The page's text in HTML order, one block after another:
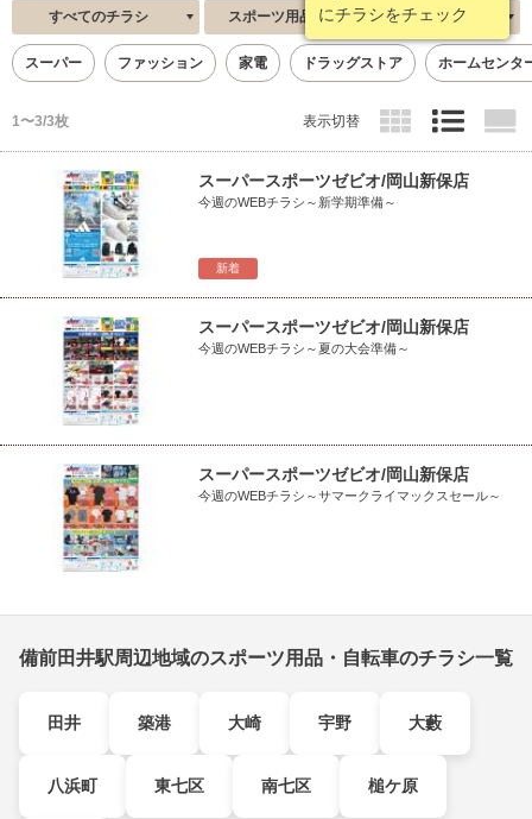
にチラシをチェック
すべてのチラシ スポーツ用品・自転車 新着順
スーパー ファッション 家電 ドラッグストア ホームセンタ
1〜3/3枚 表示切替
新着
スーパースポーツゼビオ/岡山新保店
今週のWEBチラシ～新学期準備～
スーパースポーツゼビオ/岡山新保店
今週のWEBチラシ～夏の大会準備～
スーパースポーツゼビオ/岡山新保店
今週のWEBチラシ～サマークライマックスセール～
備前田井駅周辺地域のスポーツ用品・自転車のチラシ一覧
田井 築港 大崎 宇野 大藪
八浜町 東七区 南七区 槌ケ原